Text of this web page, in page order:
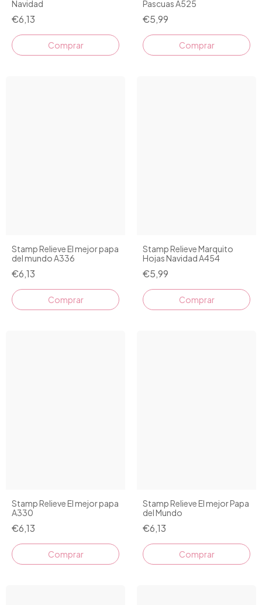
Navidad
€6,13
Pascuas A525
€5,99
Stamp Relieve El mejor papa
del mundo A336
€6,13
Stamp Relieve Marquito
Hojas Navidad A454
€5,99
Stamp Relieve El mejor papa
A330
€6,13
Stamp Relieve El mejor Papa
del Mundo
€6,13